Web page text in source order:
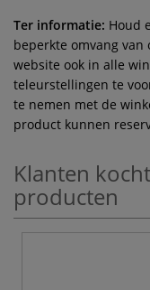
Ter informatie: Houd
beperkte omvang
website ook in alle
teleurstellingen te
te nemen met de
product kunnen
Klanten
producten